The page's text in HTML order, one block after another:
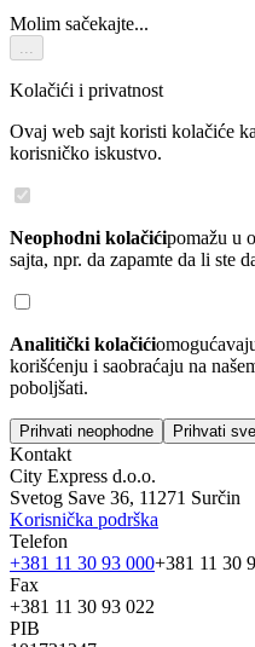
Molim sačekajte...
Kolačići i privatnost
Ovaj web sajt koristi kolačiće
korisničko iskustvo.
Neophodni kolačićipomažu u
sajta, npr. da zapamte da li ste
Analitički kolačići
korišćenju i saobraćaju na
poboljšati.
Prihvati neophodne Prihvati sve
Kontakt
City Express d.o.o.
Svetog Save 36, 11271 Surčin
Korisnička podrška
Telefon
+381 11 30 93 000+381 11 30
Fax
+381 11 30 93 022
PIB